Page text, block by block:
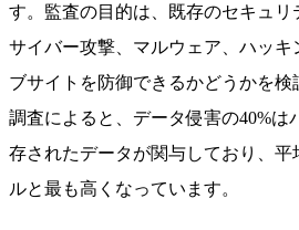
す。監査の目的は、既存のセキュリ
サイバー攻撃、マルウェア、ハッキ
ブサイトを防御できるかどうかを
調査によると、データ侵害の40%は
存されたデータが関与しており、平
ルと最も高くなっています。